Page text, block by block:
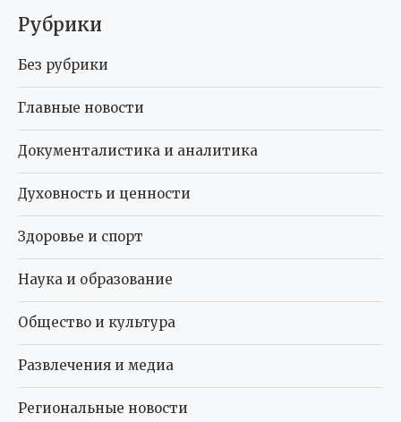
Рубрики
Без рубрики
Главные новости
Документалистика и аналитика
Духовность и ценности
Здоровье и спорт
Наука и образование
Общество и культура
Развлечения и медиа
Региональные новости